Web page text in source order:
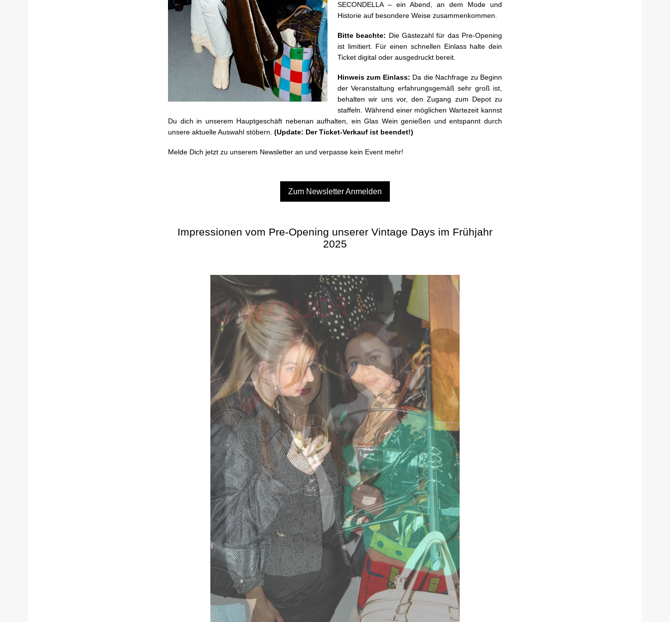
SECONDELLA – ein Abend, an dem Mode und
Historie auf besondere Weise zusammenkommen.
Bitte beachte: Die Gästezahl für das Pre-Opening
ist limitiert. Für einen schnellen Einlass halte dein
Ticket digital oder ausgedruckt bereit.
Hinweis zum Einlass: Da die Nachfrage zu Beginn
der Veranstaltung erfahrungsgemäß sehr groß ist,
behalten wir uns vor, den Zugang zum Depot zu
staffeln. Während einer möglichen Wartezeit kannst
Du dich in unserem Hauptgeschäft nebenan aufhalten, ein Glas Wein genießen und entspannt durch
unsere aktuelle Auswahl stöbern. (Update: Der Ticket-Verkauf ist beendet!)
Melde Dich jetzt zu unserem Newsletter an und verpasse kein Event mehr!
Zum Newsletter Anmelden
Impressionen vom Pre-Opening unserer Vintage Days im Frühjahr
2025